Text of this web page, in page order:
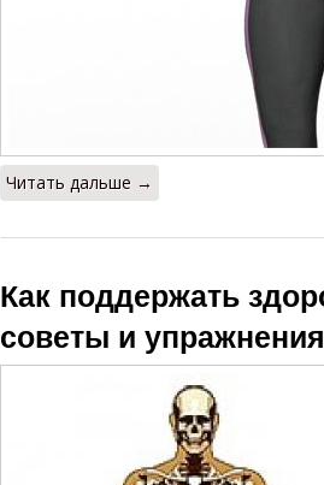
Читать дальше →
Как поддержать
советы и упражнения